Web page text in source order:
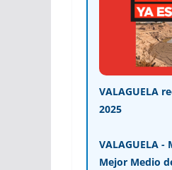
VALAGUELA
2025
VALAGUELA
Mejor Medio